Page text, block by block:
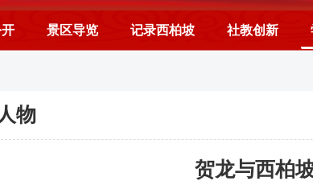
景区导览 记录西柏坡 社教创新
物
贺龙与西柏